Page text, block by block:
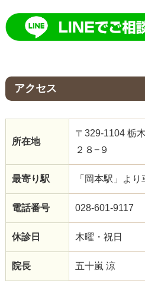
アクセス
所在地
〒329-1104 栃
２８−９
最寄り駅 「岡本駅」より
電話番号 028-601-9117
休診日 木曜・祝日
院長 五十嵐 涼